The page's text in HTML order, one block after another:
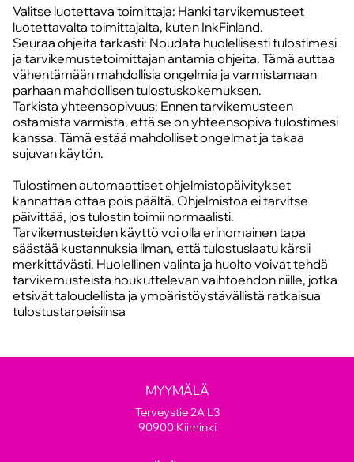
Valitse luotettava toimittaja: Hanki tarvikemusteet
luotettavalta toimittajalta, kuten InkFinland.
Seuraa ohjeita tarkasti: Noudata huolellisesti tulostimesi
ja tarvikemustetoimittajan antamia ohjeita. Tämä auttaa
vähentämään mahdollisia ongelmia ja varmistamaan
parhaan mahdollisen tulostuskokemuksen.
Tarkista yhteensopivuus: Ennen tarvikemusteen
ostamista varmista, että se on yhteensopiva tulostimesi
kanssa. Tämä estää mahdolliset ongelmat ja takaa
sujuvan käytön.
Tulostimen automaattiset ohjelmistopäivitykset
kannattaa ottaa pois päältä. Ohjelmistoa ei tarvitse
päivittää, jos tulostin toimii normaalisti.
Tarvikemusteiden käyttö voi olla erinomainen tapa
säästää kustannuksia ilman, että tulostuslaatu kärsii
merkittävästi. Huolellinen valinta ja huolto voivat tehdä
tarvikemusteista houkuttelevan vaihtoehdon niille, jotka
etsivät taloudellista ja ympäristöystävällistä ratkaisua
tulostustarpeisiinsa
MYYMÄLÄ
Terveystie 2A L3
90900 Kiiminki